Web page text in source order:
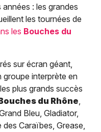
: les grandes
les tournées de
les Bouches du
sur écran géant,
groupe interprète en
plus grands succès
du Rhône
Bleu, Gladiator,
Caraïbes, Grease,